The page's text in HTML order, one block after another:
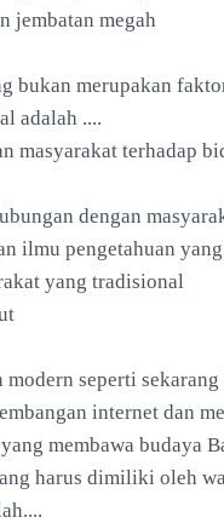
jembatan megah
bukan merupakan
adalah ....
masyarakat terhadap
dengan
ilmu pengetahuan
yang tradisional
modern seperti
internet dan
membawa budaya
harus dimiliki oleh